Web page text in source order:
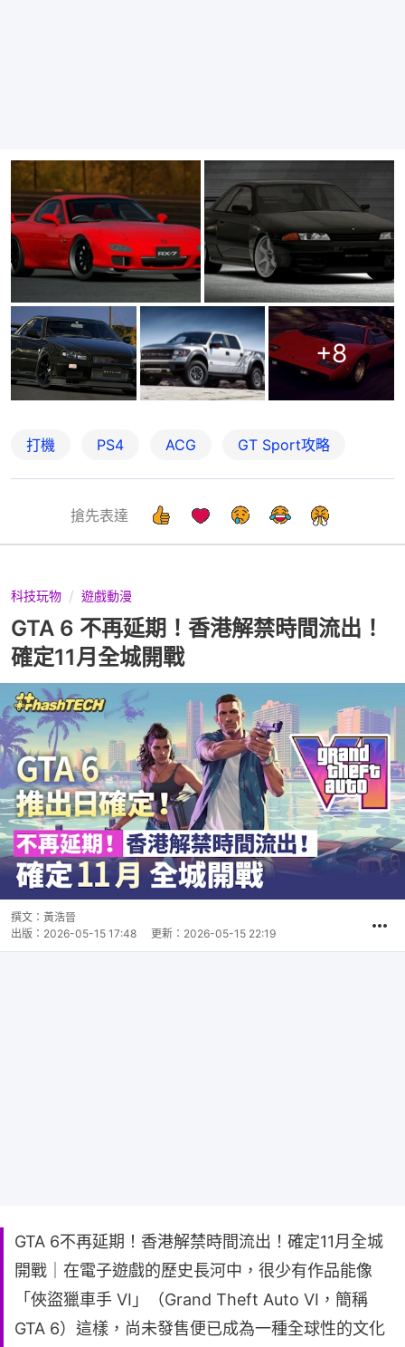
+8
打機 PS4 ACG GT Sport攻略
搶先表達
科技玩物 遊戲動漫
GTA 6 不再延期！香港解禁時間流出！
確定11月全城開戰
撰文： 黃浩晉
出版： 2026-05-15 17:48 更新： 2026-05-15 22:19
GTA 6不再延期！香港解禁時間流出！確定11月全城
開戰｜在電子遊戲的歷史長河中，很少有作品能像
「俠盜獵車手 VI」（Grand Theft Auto VI，簡稱
GTA 6）這樣，尚未發售便已成為一種全球性的文化